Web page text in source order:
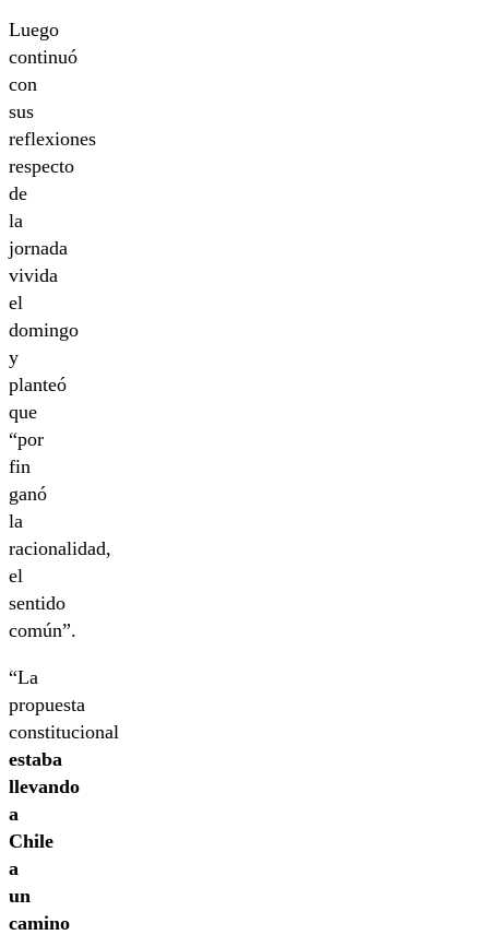
Luego
continuó
con
sus
reflexiones
respecto
de
la
jornada
vivida
el
domingo
y
planteó
que
“por
fin
ganó
la
racionalidad,
el
sentido
común”.
“La
propuesta
constitucional
estaba
llevando
a
Chile
a
un
camino